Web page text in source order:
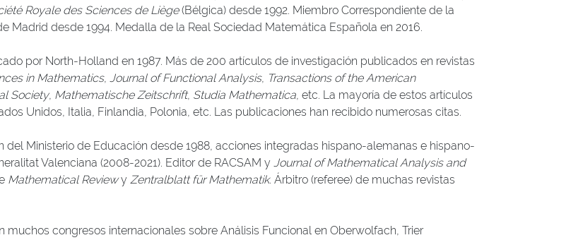
Royale des Sciences de Liège(Bélgica) desde 1992. Miembro Correspondiente de la
Madrid desde 1994. Medalla de la Real Sociedad Matemática Española en 2016.
por North-Holland en 1987. Más de 200 artículos de investigación publicados en revistas
in Mathematics, Journal of Functional Analysis, Transactions of the American
Society, Mathematische Zeitschrift, Studia Mathematica, etc. La mayoría de estos artículos
Unidos, Italia, Finlandia, Polonia, etc. Las publicaciones han recibido numerosas citas.
Ministerio de Educación desde 1988, acciones integradas hispano-alemanas e hispano-
Valenciana (2008-2021). Editor de RACSAM y Journal of Mathematical Analysis and
Mathematical Reviewy Zentralblatt für Mathematik. Árbitro (referee) de muchas revistas
congresos internacionales sobre Análisis Funcional en Oberwolfach, Trier